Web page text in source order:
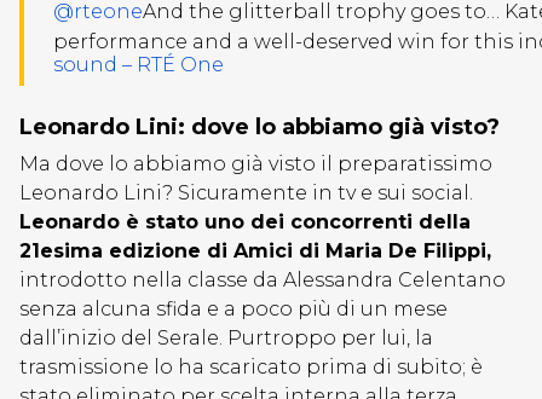
@rteoneAnd the glitterball trophy goes to…
performance and a well-deserved win for this
sound – RTÉ One
Leonardo Lini: dove lo abbiamo già visto?
Ma dove lo abbiamo già visto il preparatissimo
Leonardo Lini? Sicuramente in tv e sui social.
Leonardo è stato uno dei concorrenti della
21esima edizione di Amici di Maria De Filippi,
introdotto nella classe da Alessandra Celentano
senza alcuna sfida e a poco più di un mese
dall’inizio del Serale. Purtroppo per lui, la
trasmissione lo ha scaricato prima di subito; è